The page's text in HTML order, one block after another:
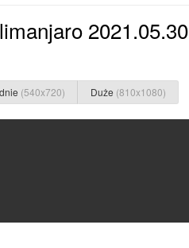
2021.05.30
(540x720) Duże (810x1080)